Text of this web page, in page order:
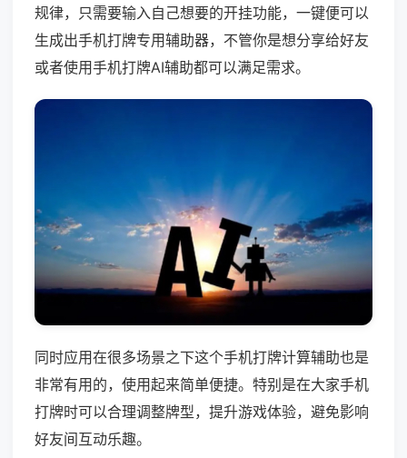
规律，只需要输入自己想要的开挂功能，一键便可以
生成出手机打牌专用辅助器，不管你是想分享给好友
或者使用手机打牌AI辅助都可以满足需求。
同时应用在很多场景之下这个手机打牌计算辅助也是
非常有用的，使用起来简单便捷。特别是在大家手机
打牌时可以合理调整牌型，提升游戏体验，避免影响
好友间互动乐趣。